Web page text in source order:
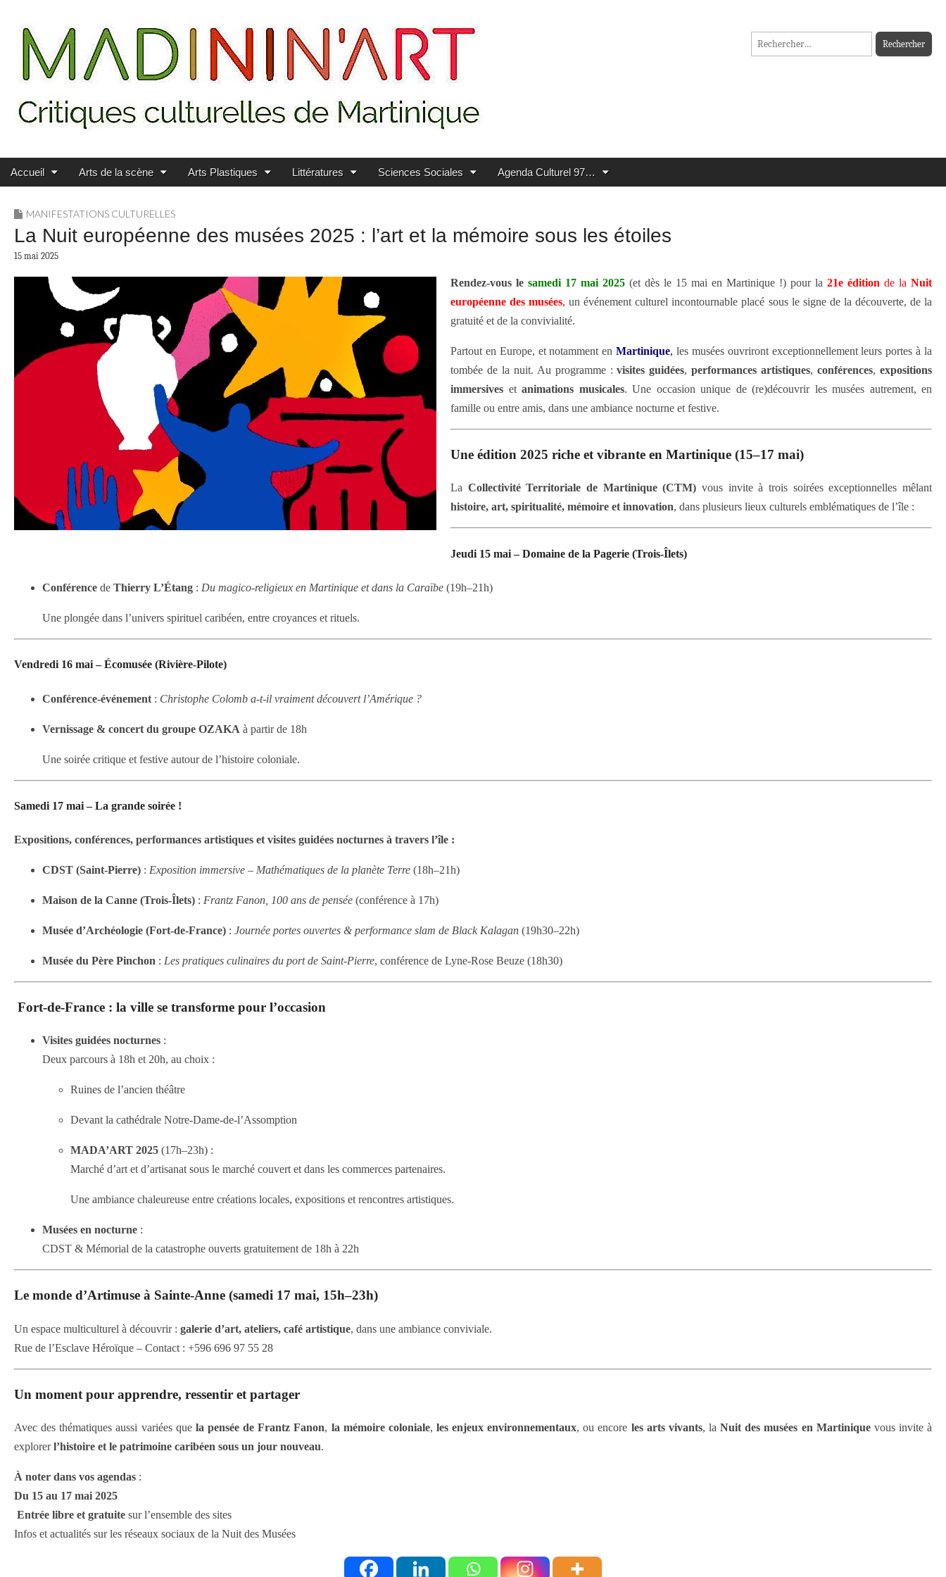
MADININ'ART
Rechercher :
Main menu
Skip to content
Accueil Arts de la scène Arts Plastiques Littératures Sciences Sociales Agenda Culturel 97…
MANIFESTATIONS CULTURELLES
La Nuit européenne des musées 2025 : l’art et la mémoire sous les étoiles
15 mai 2025
Rendez-vous le samedi 17 mai 2025 (et dès le 15 mai en Martinique !) pour la 21e édition de la Nuit
européenne des musées, un événement culturel incontournable placé sous le signe de la découverte, de la
gratuité et de la convivialité.
Partout en Europe, et notamment en Martinique, les musées ouvriront exceptionnellement leurs portes à la
tombée de la nuit. Au programme :visites guidées,performances artistiques,conférences,expositions
immersives et animations musicales. Une occasion unique de (re)découvrir les musées autrement, en
famille ou entre amis, dans une ambiance nocturne et festive.
Une édition 2025 riche et vibrante en Martinique (15–17 mai)
La Collectivité Territoriale de Martinique (CTM) vous invite à trois soirées exceptionnelles mêlant
histoire, art, spiritualité, mémoire et innovation, dans plusieurs lieux culturels emblématiques de l’île :
Jeudi 15 mai – Domaine de la Pagerie (Trois-Îlets)
Conférence de Thierry L’Étang : Du magico-religieux en Martinique et dans la Caraïbe (19h–21h)
Une plongée dans l’univers spirituel caribéen, entre croyances et rituels.
Vendredi 16 mai – Écomusée (Rivière-Pilote)
Conférence-événement : Christophe Colomb a-t-il vraiment découvert l’Amérique ?
Vernissage & concert du groupe OZAKA à partir de 18h
Une soirée critique et festive autour de l’histoire coloniale.
Samedi 17 mai – La grande soirée !
Expositions, conférences, performances artistiques et visites guidées nocturnes à travers l’île :
CDST (Saint-Pierre) : Exposition immersive – Mathématiques de la planète Terre (18h–21h)
Maison de la Canne (Trois-Îlets) : Frantz Fanon, 100 ans de pensée (conférence à 17h)
Musée d’Archéologie (Fort-de-France) : Journée portes ouvertes & performance slam de Black Kalagan (19h30–22h)
Musée du Père Pinchon : Les pratiques culinaires du port de Saint-Pierre, conférence de Lyne-Rose Beuze (18h30)
Fort-de-France : la ville se transforme pour l’occasion
Visites guidées nocturnes :
Deux parcours à 18h et 20h, au choix :
Ruines de l’ancien théâtre
Devant la cathédrale Notre-Dame-de-l’Assomption
MADA’ART 2025 (17h–23h) :
Marché d’art et d’artisanat sous le marché couvert et dans les commerces partenaires.
Une ambiance chaleureuse entre créations locales, expositions et rencontres artistiques.
Musées en nocturne :
CDST & Mémorial de la catastrophe ouverts gratuitement de 18h à 22h
Le monde d’Artimuse à Sainte-Anne (samedi 17 mai, 15h–23h)
Un espace multiculturel à découvrir : galerie d’art, ateliers, café artistique, dans une ambiance conviviale.
Rue de l’Esclave Héroïque – Contact : +596 696 97 55 28
Un moment pour apprendre, ressentir et partager
Avec des thématiques aussi variées que la pensée de Frantz Fanon, la mémoire coloniale, les enjeux environnementaux, ou encore les arts vivants, laNuit des musées en Martiniquevous invite à
explorerl’histoire et le patrimoine caribéen sous un jour nouveau.
À noter dans vos agendas :
Du 15 au 17 mai 2025
Entrée libre et gratuite sur l’ensemble des sites
Infos et actualités sur les réseaux sociaux de la Nuit des Musées